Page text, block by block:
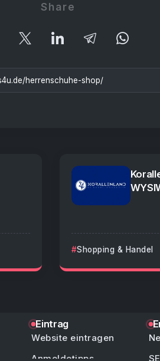
Share
Shopping & Handel
Eintrag
Website eintragen
Anmeldetipps